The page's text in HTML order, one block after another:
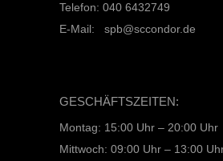
Telefon: 040 6432749
E-Mail: spb@sccondor.de
GESCHÄFTSZEITEN:
Montag: 15:00 Uhr – 20:00 Uhr
Mittwoch: 09:00 Uhr – 13:00